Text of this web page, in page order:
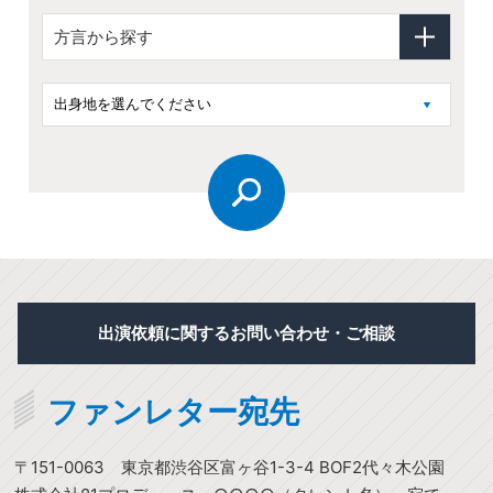
方言から探す
出演依頼に関するお問い合わせ・ご相談
ファンレター宛先
〒151-0063
東京都渋谷区富ヶ谷1-3-4 BOF2代々木公園